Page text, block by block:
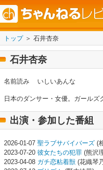
トップ＞ 石井杏奈
石井杏奈
名前読み いしいあんな
日本のダンサー・女優。ガールズ
出演・参加した番組
2026-01-07 聖ラブサバイバーズ (
2023-07-20 彼女たちの犯罪 (熊沢
2023-04-08 ガチ恋粘着獣 (花織琴